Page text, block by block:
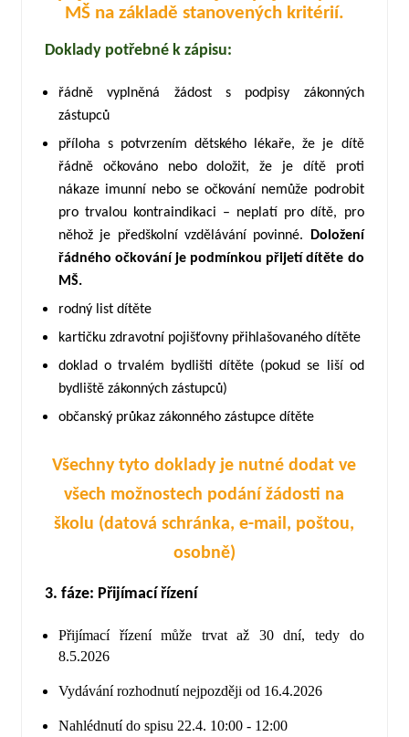
MŠ na základě stanovených kritérií.
Doklady potřebné k zápisu:
řádně vyplněná žádost s podpisy zákonných
zástupců
příloha s potvrzením dětského lékaře, že je dítě
řádně očkováno nebo doložit, že je dítě proti
nákaze imunní nebo se očkování nemůže podrobit
pro trvalou kontraindikaci – neplatí pro dítě, pro
něhož je předškolní vzdělávání povinné.
Doložení
řádného očkování je podmínkou přijetí dítěte do
MŠ.
rodný list dítěte
kartičku zdravotní pojišťovny přihlašovaného dítěte
doklad o trvalém bydlišti dítěte (pokud se liší od
bydliště zákonných zástupců)
občanský průkaz zákonného zástupce dítěte
Všechny tyto doklady je nutné dodat ve
všech možnostech podání žádosti na
školu (datová schránka, e-mail, poštou,
osobně)
3. fáze: Přijímací řízení
Přijímací řízení může trvat až 30 dní, tedy do
8.5.2026
Vydávání rozhodnutí nejpozději od 16.4.2026
Nahlédnutí do spisu 22.4. 10:00 - 12:00